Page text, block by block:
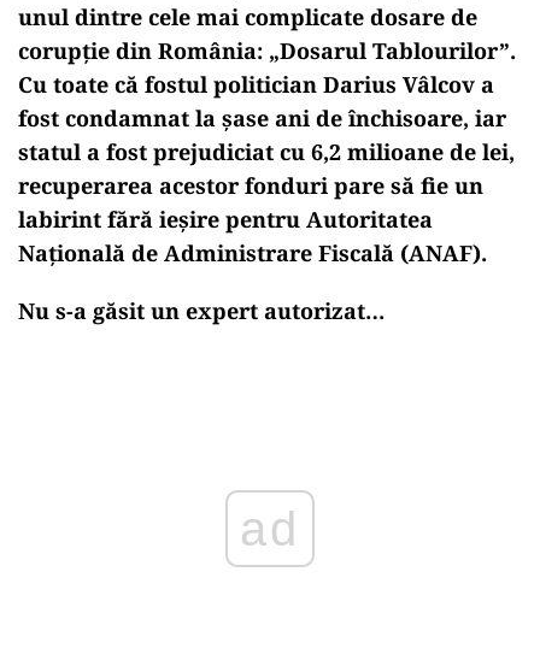
unul dintre cele mai complicate dosare de
corupție din România: „Dosarul Tablourilor”.
Cu toate că fostul politician Darius Vâlcov a
fost condamnat la șase ani de închisoare, iar
statul a fost prejudiciat cu 6,2 milioane de lei,
recuperarea acestor fonduri pare să fie un
labirint fără ieșire pentru Autoritatea
Națională de Administrare Fiscală (ANAF).
Nu s-a găsit un expert autorizat…